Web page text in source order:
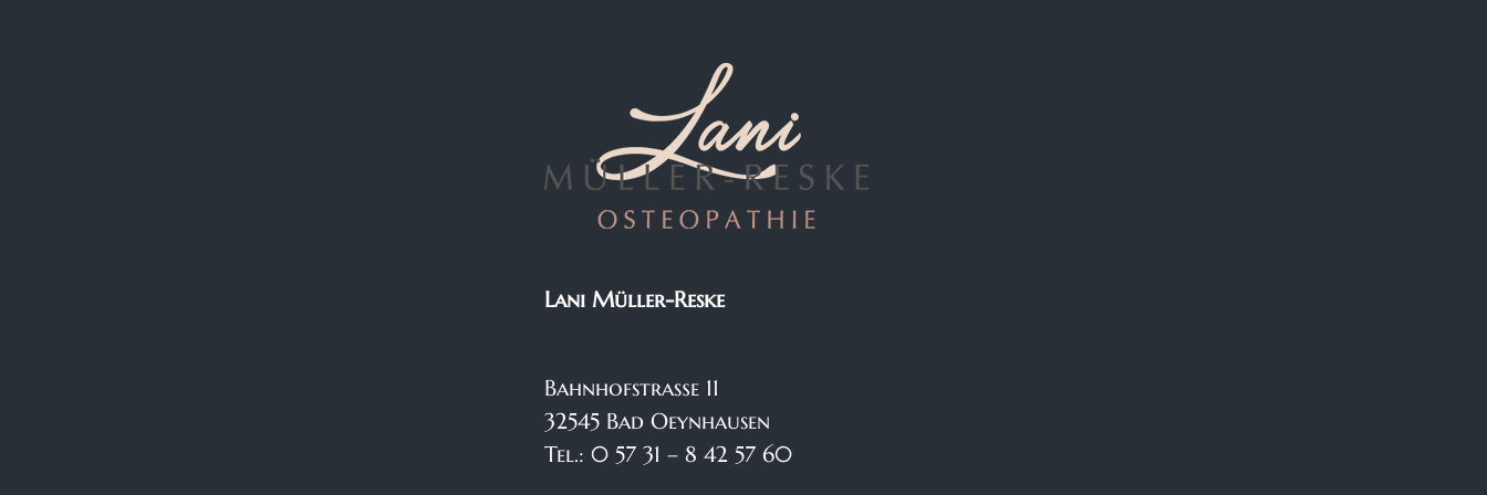
Lani Müller-Reske
Bahnhofstraße 11
32545 Bad Oeynhausen
Tel.: 0 57 31 – 8 42 57 60